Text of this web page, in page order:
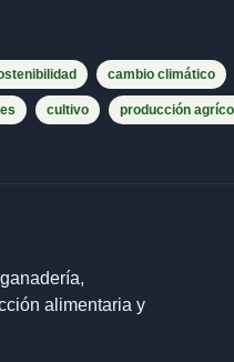
cambio climático
cultivo producción
alimentaria y